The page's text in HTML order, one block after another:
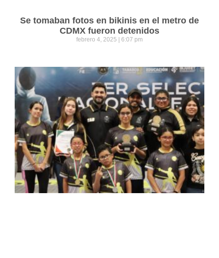
Se tomaban fotos en bikinis en el metro de
CDMX fueron detenidos
febrero 4, 2025 6:07 pm